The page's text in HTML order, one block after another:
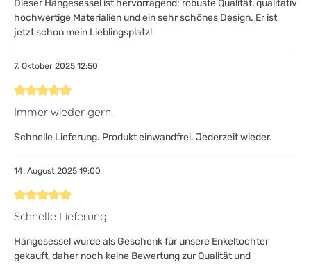
Dieser Hängesessel ist hervorragend: robuste Qualität, qualitativ
hochwertige Materialien und ein sehr schönes Design. Er ist
jetzt schon mein Lieblingsplatz!
7. Oktober 2025 12:50
Bewertung mit 5 von 5 Sternen
Immer wieder gern.
Schnelle Lieferung. Produkt einwandfrei. Jederzeit wieder.
14. August 2025 19:00
Bewertung mit 5 von 5 Sternen
Schnelle Lieferung
Hängesessel wurde als Geschenk für unsere Enkeltochter
gekauft, daher noch keine Bewertung zur Qualität und